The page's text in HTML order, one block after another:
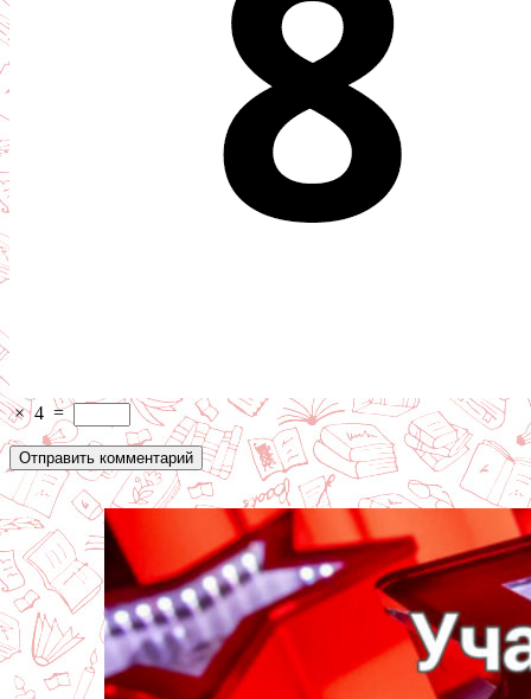
× 4 =